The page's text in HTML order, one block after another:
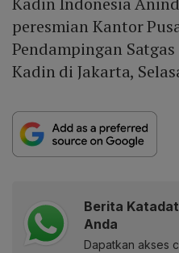
peresmian Kantor
Pendampingan
Kadin di Jakarta,
Berita
Anda
Dapatkan akses